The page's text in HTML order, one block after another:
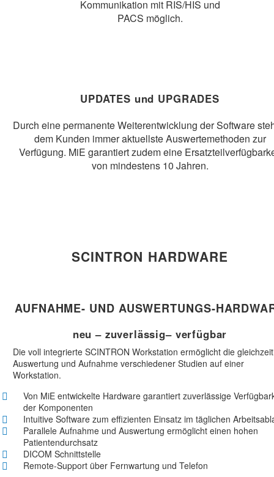
Kommunikation mit RIS/HIS und
PACS möglich.
UPDATES und UPGRADES
Durch eine permanente Weiterentwicklung der Software
dem Kunden immer aktuellste Auswertemethoden zur
Verfügung. MiE garantiert zudem eine
von mindestens 10 Jahren.
SCINTRON HARDWARE
AUFNAHME- UND AUSWERTUNGS-
neu – zuverlässig– verfügbar
Die voll integrierte SCINTRON Workstation ermöglicht die
Auswertung und Aufnahme verschiedener Studien auf einer
Workstation.
Von MiE entwickelte Hardware garantiert zuverlässige
der Komponenten
Intuitive Software zum effizienten Einsatz im täglichen
Parallele Aufnahme und Auswertung ermöglicht einen hohen
Patientendurchsatz
DICOM Schnittstelle
Remote-Support über Fernwartung und Telefon